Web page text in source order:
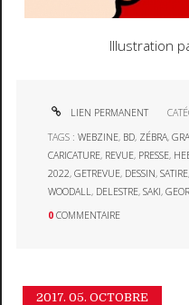
Illustration
LIEN PERMANENT
TAGS :WEBZINE, BD, ZÉBRA,
CARICATURE, REVUE, PRESSE,
2022,GETREVUE, DESSIN,SATIRE,
WOODALL, DELESTRE,SAKI,
0 COMMENTAIRE
2017. 05. OCTOBRE